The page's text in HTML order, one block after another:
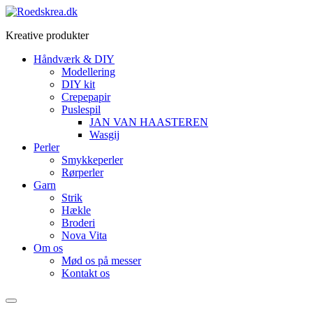
Videre
indhold
Kreative produkter
Håndværk & DIY
Modellering
DIY kit
Crepepapir
Puslespil
JAN VAN HAASTEREN
Wasgij
Perler
Smykkeperler
Rørperler
Garn
Strik
Hækle
Broderi
Nova Vita
Om os
Mød os på messer
Kontakt os
Menu